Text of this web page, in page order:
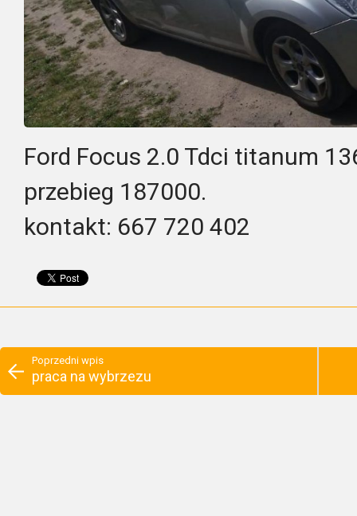
Ford Focus 2.0 Tdci titanum
przebieg 187000.
kontakt: 667 720 402
Poprzedni wpis
praca na wybrzezu